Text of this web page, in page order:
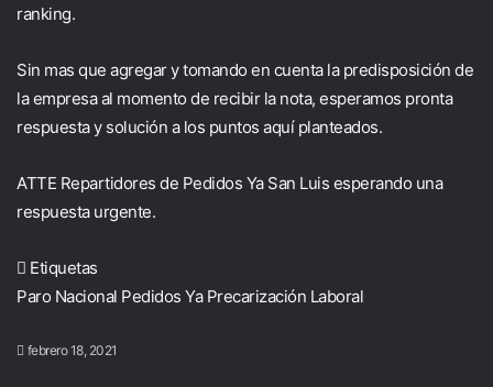
ranking.
Sin mas que agregar y tomando en cuenta la predisposición de
la empresa al momento de recibir la nota, esperamos pronta
respuesta y solución a los puntos aquí planteados.
ATTE Repartidores de Pedidos Ya San Luis esperando una
respuesta urgente.
Etiquetas
Paro Nacional Pedidos Ya Precarización Laboral
febrero 18, 2021